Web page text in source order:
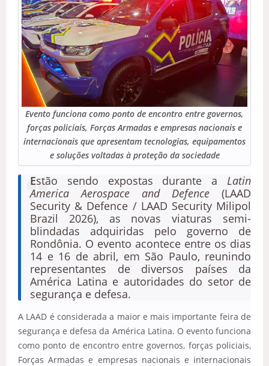
Evento funciona como ponto de encontro entre governos,
forças policiais, Forças Armadas e empresas nacionais e
internacionais que apresentam tecnologias, equipamentos
e soluções voltadas à proteção da sociedade
Estão sendo expostas durante a Latin
America Aerospace and Defence (LAAD
Security & Defence / LAAD Security Milipol
Brazil 2026), as novas viaturas semi-
blindadas adquiridas pelo governo de
Rondônia. O evento acontece entre os dias
14 e 16 de abril, em São Paulo, reunindo
representantes de diversos países da
América Latina e autoridades do setor de
segurança e defesa.
A LAAD é considerada a maior e mais importante feira de
segurança e defesa da América Latina. O evento funciona
como ponto de encontro entre governos, forças policiais,
Forças Armadas e empresas nacionais e internacionais